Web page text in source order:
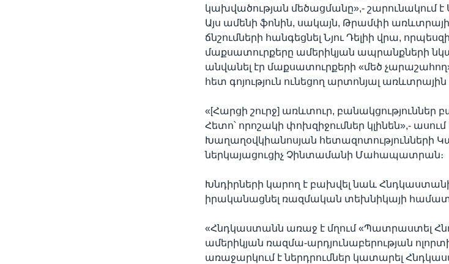
կախվածության մեծացմանը»,- շարունակում է
Այս ամենի ֆոնին, սակայն, Թրամփի
ճնշումների հանգեցնել Նյու Դելիի վրա,
մաքսատուրքերը ամերիկյան ապրանքների
անվանել էր մաքսատուրքերի «մեծ
հետ գոյություն ունեցող արտոնյալ
«[Հարցի շուրջ] առևտուր, բանակցություններ
Հետո՝ որոշակի փոխզիջումներ կլինեն»,-
Խաղաղօվկիանոսյան հետազոտությունների
ներկայացուցիչ Չինտամանի Մահապատրան։
Խնդիրների կարող է բախվել նաև
իրականացնել ռազմական տեխնիկայի
«Հնդկաստանն առաջ է մղում «Պատրաստել
ամերիկյան ռազմա-արդյունաբերության ոլորտի
առաջարկում է ներդրումներ կատարել